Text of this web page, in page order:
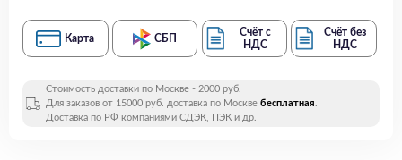
Карта СБП
Счёт с
НДС
Счёт без
НДС
Стоимость доставки по Москве - 2000 руб.
Для заказов от 15000 руб. доставка по Москве бесплатная.
Доставка по РФ компаниями СДЭК, ПЭК и др.